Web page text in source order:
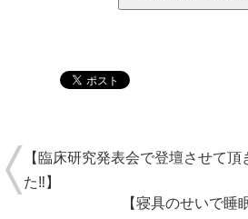
【臨床研究発表会で登壇させて頂
た‼︎】
【寝具のせいで睡